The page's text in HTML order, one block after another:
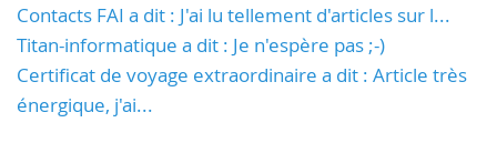
Contacts FAI a dit : J'ai lu tellement d'articles sur l...
Titan-informatique a dit : Je n'espère pas ;-)
Certificat de voyage extraordinaire a dit : Article très
énergique, j'ai...